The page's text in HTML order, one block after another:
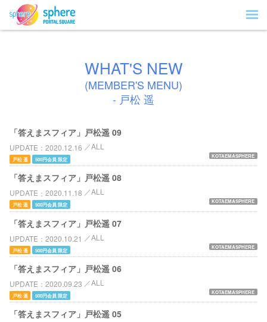
WHAT'S NEW
(MEMBER'S MENU)
- 戸松 遥
「答えまスフィア」戸松遥 09
UPDATE 2020.12.16 ALL
KOTAEMASPHERE
戸松 遥 500円会員 限定
「答えまスフィア」戸松遥 08
UPDATE 2020.11.18 ALL
KOTAEMASPHERE
戸松 遥 500円会員 限定
「答えまスフィア」戸松遥 07
UPDATE 2020.10.21 ALL
KOTAEMASPHERE
戸松 遥 500円会員 限定
「答えまスフィア」戸松遥 06
UPDATE 2020.09.23 ALL
KOTAEMASPHERE
戸松 遥 500円会員 限定
「答えまスフィア」戸松遥 05